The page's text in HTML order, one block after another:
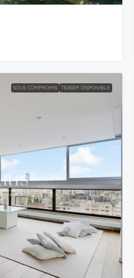
SOUS COMPROMIS TEASER DISPONIBLE